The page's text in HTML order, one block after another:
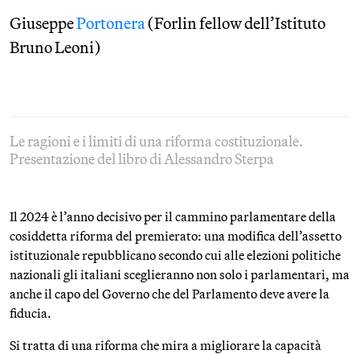
GiuseppePortonera(Forlin fellow dell’Istituto
Bruno Leoni)
Le ragioni e i limiti di una riforma costituzionale.
Presentazione del libro di Alessandro Sterpa
Il 2024 è l’anno decisivo per il cammino parlamentare della
cosiddetta riforma del premierato: una modifica dell’assetto
istituzionale repubblicano secondo cui alle elezioni politiche
nazionali gli italiani sceglieranno non solo i parlamentari, ma
anche il capo del Governo che del Parlamento deve avere la
fiducia.
Si tratta di una riforma che mira a migliorare la capacità